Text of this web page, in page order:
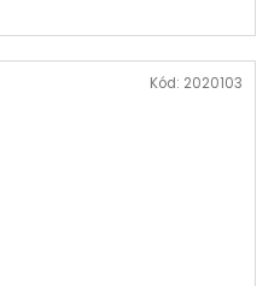
Kód: 2020103